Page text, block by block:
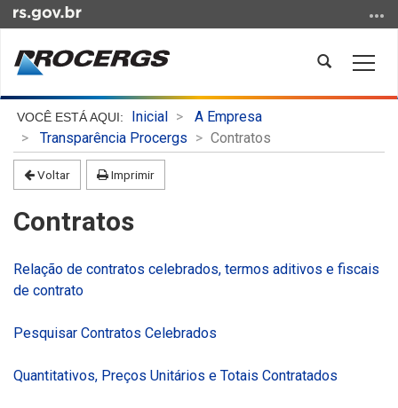
para
conteúdo
Ir
para
menu
Abrir
busca
Início
conteúdo
Inicial
A Empresa
Transparência Procergs
Contratos
Voltar Imprimir
Contratos
Relação de contratos celebrados, termos aditivos e fiscais
de contrato
Pesquisar Contratos Celebrados
Quantitativos, Preços Unitários e Totais Contratados